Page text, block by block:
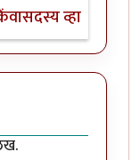
सदस्य व्हा